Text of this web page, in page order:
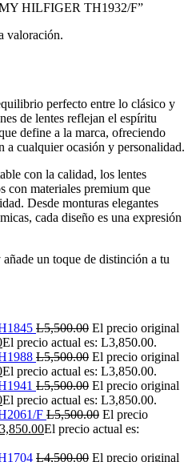
HILFIGER TH1932/F”
valoración.
perfecto entre lo clásico y
de lentes reflejan el espíritu
define a la marca, ofreciendo
a cualquier ocasión y personalidad.
con la calidad, los lentes
con materiales premium que
Desde monturas elegantes
cada diseño es una expresión
añade un toque de distinción a tu
L5,500.00 El precio original
El precio actual es: L3,850.00.
L5,500.00 El precio original
El precio actual es: L3,850.00.
L5,500.00 El precio original
El precio actual es: L3,850.00.
F L5,500.00 El precio
3,850.00El precio actual es:
L4,500.00 El precio original